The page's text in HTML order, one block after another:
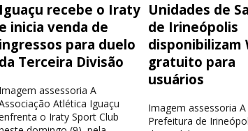
Iguaçu recebe o Iraty
e inicia venda de
ingressos para duelo
da Terceira Divisão
Imagem assessoria A
Atlética Iguaçu
o Iraty Sport Club
Unidades de
de Irineópolis
disponibilizam
gratuito para
usuários
Imagem assessoria A
Prefeitura de